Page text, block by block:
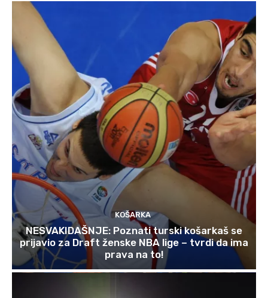
KOŠARKA
NESVAKIDAŠNJE: Poznati turski košarkaš se
prijavio za Draft ženske NBA lige – tvrdi da ima
prava na to!